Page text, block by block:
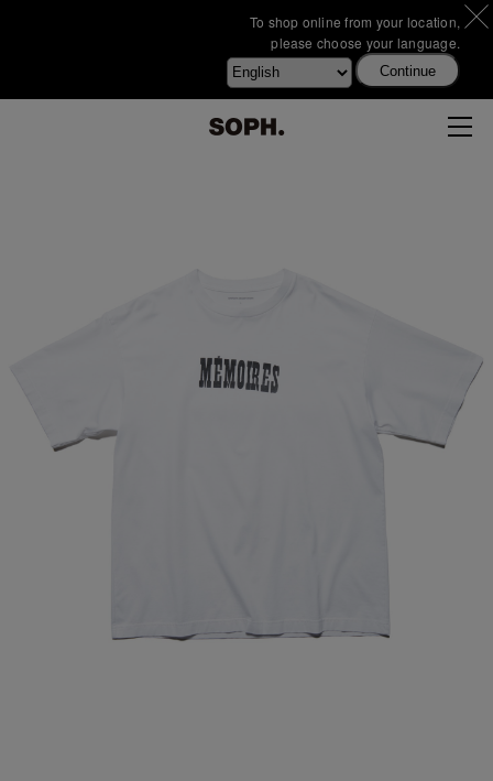
To shop online from your location,
please choose your language.
Continue